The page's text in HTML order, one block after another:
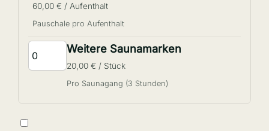
60,00 € / Aufenthalt
Pauschale pro Aufenthalt
Weitere Saunamarken
20,00 € / Stück
Pro Saunagang (3 Stunden)